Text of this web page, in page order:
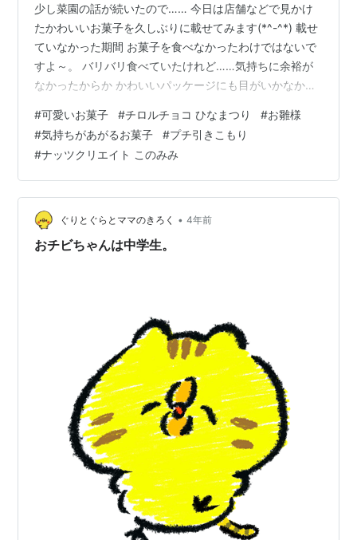
少し菜園の話が続いたので…… 今日は店舗などで見かけ
たかわいいお菓子を久しぶりに載せてみます(*^-^*) 載せ
ていなかった期間 お菓子を食べなかったわけではないで
すよ～。 バリバリ食べていたけれど……気持ちに余裕が
なかったからか かわいいパッケージにも目がいかなかっ
生協のカタログで見つけたかわいいさん、届きました(*^-
^*) チロルチョコのひなまつりバージョン♪ 夜中に次の日
の夕食作りした後で写真撮ったので……流し台の上(._.) 映
えもなにもなくてごめんなさい～。 10年以上前かな？ 実
はチロルチョコの包み紙を集めて写真を撮った…
#可愛いお菓子 #チロルチョコ ひなまつり #お雛様
#気持ちがあがるお菓子 #プチ引きこもり
#ナッツクリエイト このみみ
ぐりとぐらとママのきろく • 4年前
おチビちゃんは中学生。